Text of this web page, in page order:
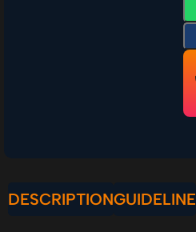
DESCRIPTIONGUIDELINE